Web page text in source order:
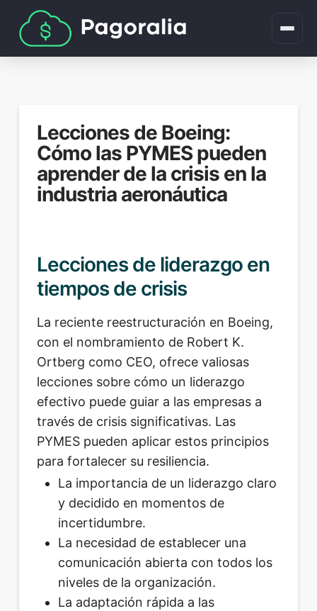
Lecciones de Boeing:
Cómo las PYMES pueden
aprender de la crisis en la
industria aeronáutica
Lecciones de liderazgo en
tiempos de crisis
La reciente reestructuración en Boeing,
con el nombramiento de Robert K.
Ortberg como CEO, ofrece valiosas
lecciones sobre cómo un liderazgo
efectivo puede guiar a las empresas a
través de crisis significativas. Las
PYMES pueden aplicar estos principios
para fortalecer su resiliencia.
La importancia de un liderazgo claro
y decidido en momentos de
incertidumbre.
La necesidad de establecer una
comunicación abierta con todos los
niveles de la organización.
La adaptación rápida a las